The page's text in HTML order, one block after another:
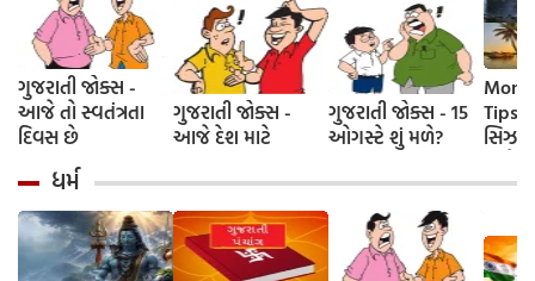
ગુજરાતી જોક્સ -
આજે તો સ્વતંત્રતા
દિવસ છે
ગુજરાતી જોક્સ -
આજે દેશ માટે
ગુજરાતી જોક્સ - 15
ઓગસ્ટે શું મળે?
Tips-
5
ધર્મ